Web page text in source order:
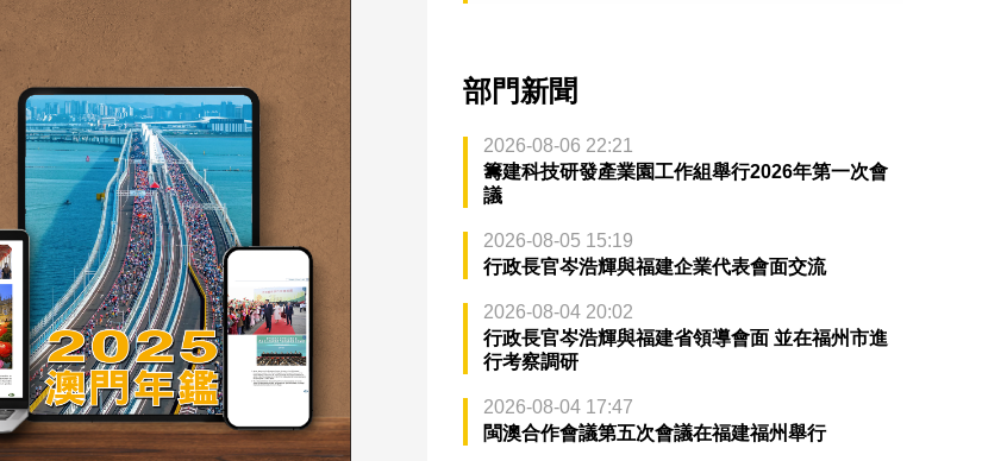
部門新聞
2026-08-06 22:21
籌建科技研發產業園工作組舉行2026年第一次會
議
2026-08-05 15:19
行政長官岑浩輝與福建企業代表會面交流
2026-08-04 20:02
行政長官岑浩輝與福建省領導會面 並在福州市進
行考察調研
2026-08-04 17:47
閩澳合作會議第五次會議在福建福州舉行